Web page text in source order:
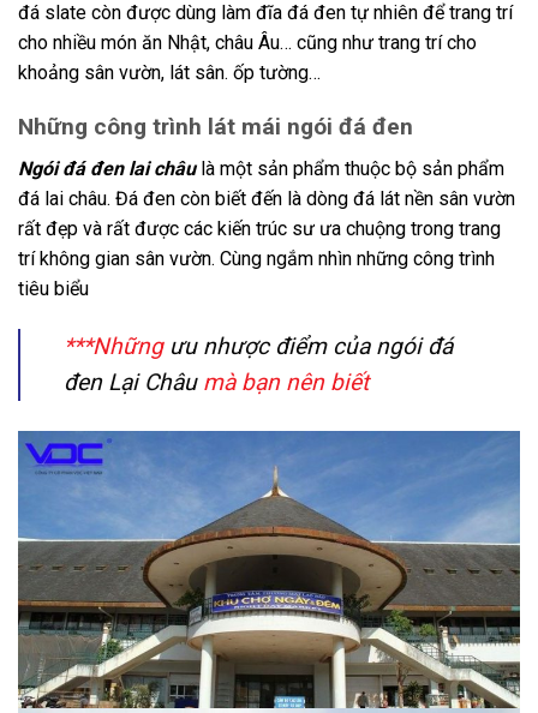
đá slate còn được dùng làm đĩa đá đen tự nhiên để trang trí
cho nhiều món ăn Nhật, châu Âu… cũng như trang trí cho
khoảng sân vườn, lát sân. ốp tường…
Những công trình lát mái ngói đá đen
Ngói đá đen lai châulà một sản phẩm thuộc bộ sản phẩm
đá lai châu. Đá đen còn biết đến là dòng đá lát nền sân vườn
rất đẹp và rất được các kiến trúc sư ưa chuộng trong trang
trí không gian sân vườn. Cùng ngắm nhìn những công trình
tiêu biểu
***Những ưu nhược điểm của ngói đá
đen Lại Châumà bạn nên biết